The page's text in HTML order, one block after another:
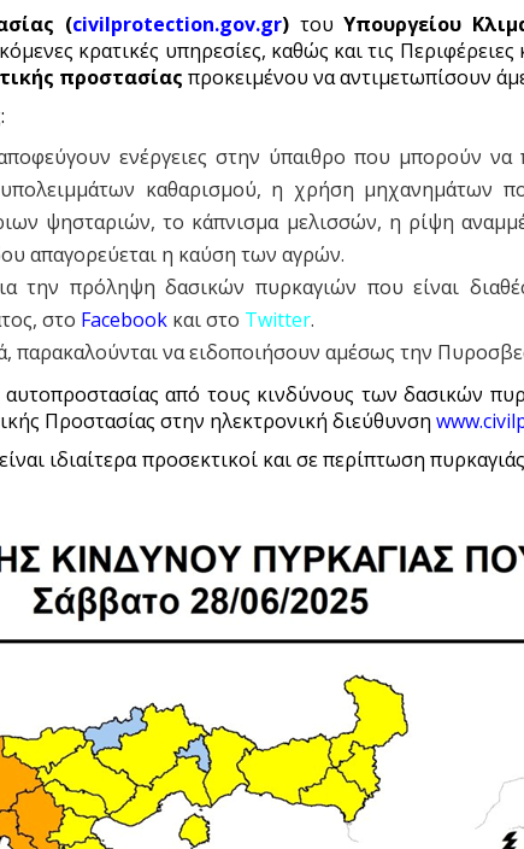
(civilprotection.gov.gr) του Υπουργείου
κρατικές υπηρεσίες, καθώς και τις
προστασίας προκειμένου να αντιμετωπίσουν
αποφεύγουν ενέργειες στην ύπαιθρο που μπορούν
καθαρισμού, η χρήση μηχανημάτων
ψησταριών, το κάπνισμα μελισσών, η ρίψη
απαγορεύεται η καύση των αγρών.
την πρόληψη δασικών πυρκαγιών που είναι
στο Facebook και στο Twitter.
παρακαλούνται να ειδοποιήσουν αμέσως την
αυτοπροστασίας από τους κινδύνους των δασικών
Προστασίας στην ηλεκτρονική διεύθυνση
ιδιαίτερα προσεκτικοί και σε περίπτωση